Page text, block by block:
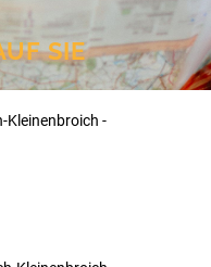
SIE
Kleinenbroich -